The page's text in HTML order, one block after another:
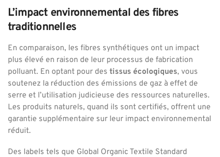
L’impact environnemental des fibres
traditionnelles
En comparaison, les fibres synthétiques ont un impact
plus élevé en raison de leur processus de fabrication
polluant. En optant pour des tissus écologiques, vous
soutenez la réduction des émissions de gaz à effet de
serre et l’utilisation judicieuse des ressources naturelles.
Les produits naturels, quand ils sont certifiés, offrent une
garantie supplémentaire sur leur impact environnemental
réduit.
Des labels tels que Global Organic Textile Standard